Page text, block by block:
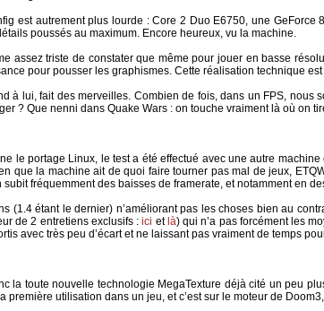
est autrement plus lourde : Core 2 Duo E6750, une
poussés au maximum. Encore heureux, vu la machine.
assez triste de constater que même pour jouer en basse
pour pousser les graphismes. Cette réalisation technique
à lui, fait des merveilles. Combien de fois, dans un FPS,
? Que nenni dans Quake Wars : on touche vraiment là où on
le portage Linux, le test a été effectué avec une autre
que la machine ait de quoi faire tourner pas mal de jeux,
subit fréquemment des baisses de framerate, et notamment en
(1.4 étant le dernier) n’améliorant pas les choses bien au
de 2 entretiens exclusifs :ici etlà) qui n’a pas forcément les
avec très peu d’écart et ne laissant pas vraiment de temps
la toute nouvelle technologie MegaTexture déjà cité un peu
sa première utilisation dans un jeu, et c’est sur le moteur de